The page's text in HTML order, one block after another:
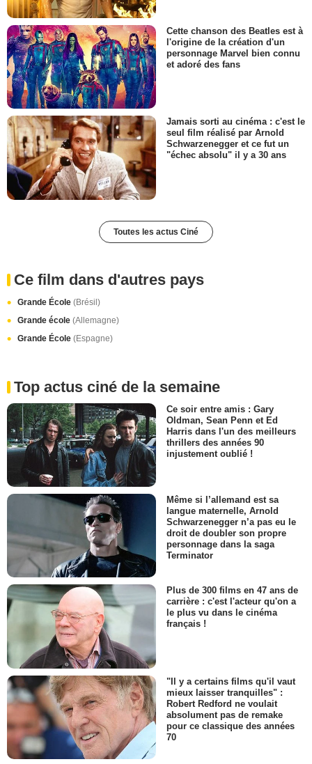
Cette chanson des Beatles est à
l'origine de la création d'un
personnage Marvel bien connu
et adoré des fans
Jamais sorti au cinéma : c'est le
seul film réalisé par Arnold
Schwarzenegger et ce fut un
"échec absolu" il y a 30 ans
Toutes les actus Ciné
Ce film dans d'autres pays
Grande École (Brésil)
Grande école (Allemagne)
Grande École (Espagne)
Top actus ciné de la semaine
Ce soir entre amis : Gary
Oldman, Sean Penn et Ed
Harris dans l'un des meilleurs
thrillers des années 90
injustement oublié !
Même si l’allemand est sa
langue maternelle, Arnold
Schwarzenegger n’a pas eu le
droit de doubler son propre
personnage dans la saga
Terminator
Plus de 300 films en 47 ans de
carrière : c'est l'acteur qu'on a
le plus vu dans le cinéma
français !
"Il y a certains films qu'il vaut
mieux laisser tranquilles" :
Robert Redford ne voulait
absolument pas de remake
pour ce classique des années
70